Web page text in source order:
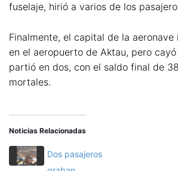
fuselaje, hirió a varios de los
Finalmente, el capital de la
en el aeropuerto de Aktau, pero
partió en dos, con el saldo final de
mortales.
Noticias Relacionadas
Dos pasajeros